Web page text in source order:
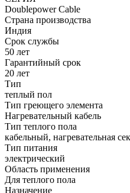
Doublepower Cable
Страна производства
Индия
Срок службы
50 лет
Гарантийный срок
20 лет
Тип
теплый пол
Тип греющего элемента
Нагревательный кабель
Тип теплого пола
кабельный, нагревательная
Тип питания
электрический
Область применения
Для теплого пола
Назначение